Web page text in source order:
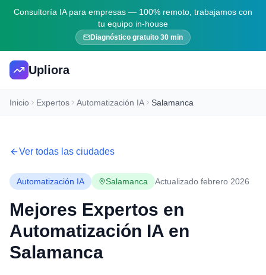
Consultoría IA para empresas — 100% remoto, trabajamos con
tu equipo in-house
Diagnóstico gratuito 30 min
Upliora
Inicio Expertos Automatización IA Salamanca
Ver todas las ciudades
Automatización IA Salamanca Actualizado febrero 2026
Mejores Expertos en
Automatización IA en
Salamanca